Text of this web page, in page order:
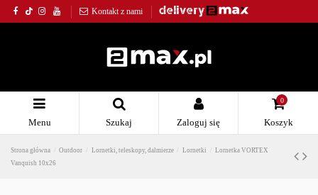
Kontakt z nami
Menu Szukaj Zaloguj się
0
Koszyk
Strona główna Outdoor Lornetki, teleskopy, dalmierze Lornetki
Lornetka VORTEX
Vanquish 10x26